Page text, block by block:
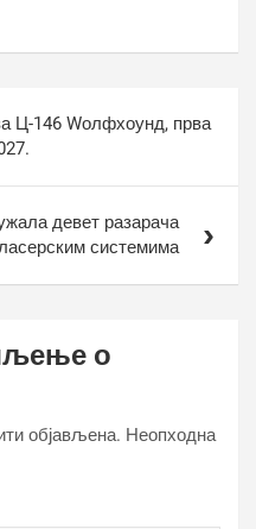
146 Wолфхоунд, прва
девет разарача
системима
о
објављена. Неопходна